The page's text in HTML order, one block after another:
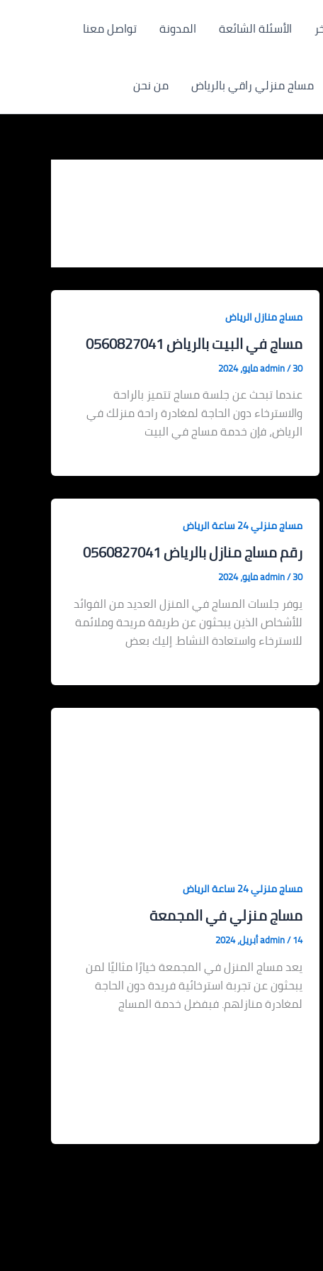
الأسئلة الشائعة المدونة تواصل معنا
مساج منزلي راقي بالرياض من نحن
مساج منازل الرياض
مساج في البيت بالرياض 0560827041
admin/30 مايو، 2024
عندما تبحث عن جلسة مساج تتميز بالراحة
والاسترخاء دون الحاجة لمغادرة راحة منزلك في
الرياض، فإن خدمة مساج في البيت
مساج منزلي 24 ساعة الرياض
رقم مساج منازل بالرياض 0560827041
admin/30 مايو، 2024
يوفر جلسات المساج في المنزل العديد من الفوائد
للأشخاص الذين يبحثون عن طريقة مريحة وملائمة
للاسترخاء واستعادة النشاط. إليك بعض
مساج منزلي 24 ساعة الرياض
مساج منزلي في المجمعة
admin/14 أبريل، 2024
يعد مساج المنزل في المجمعة خيارًا مثاليًا لمن
يبحثون عن تجربة استرخائية فريدة دون الحاجة
لمغادرة منازلهم. فبفضل خدمة المساج